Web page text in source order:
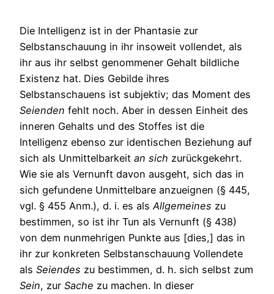
Die Intelligenz ist in der Phantasie zur
Selbstanschauung in ihr insoweit vollendet, als
ihr aus ihr selbst genommener Gehalt bildliche
Existenz hat. Dies Gebilde ihres
Selbstanschauens ist subjektiv; das Moment des
Seienden fehlt noch. Aber in dessen Einheit des
inneren Gehalts und des Stoffes ist die
Intelligenz ebenso zur identischen Beziehung auf
sich als Unmittelbarkeit an sich zurückgekehrt.
Wie sie als Vernunft davon ausgeht, sich das in
sich gefundene Unmittelbare anzueignen (§ 445,
vgl. § 455 Anm.), d. i. es als Allgemeines zu
bestimmen, so ist ihr Tun als Vernunft (§ 438)
von dem nunmehrigen Punkte aus [dies,] das in
ihr zur konkreten Selbstanschauung Vollendete
als Seiendes zu bestimmen, d. h. sich selbst zum
Sein, zur Sache zu machen. In dieser